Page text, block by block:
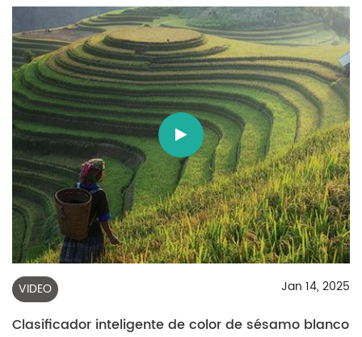
VIDEO Jan 14, 2025
Clasificador inteligente de color de sésamo blanco